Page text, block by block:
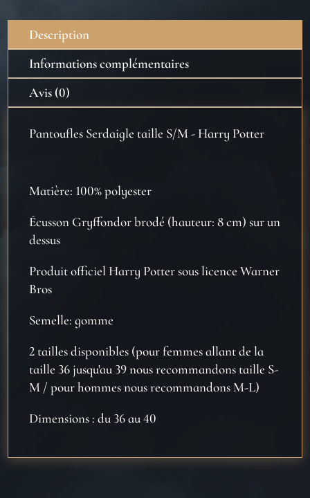
-
Harry
Potter
Description
Informations complémentaires
Avis (0)
Pantoufles Serdaigle taille S/M - Harry Potter
Matière: 100% polyester
Écusson Gryffondor brodé (hauteur: 8 cm) sur un
dessus
Produit officiel Harry Potter sous licence Warner
Bros
Semelle: gomme
2 tailles disponibles (pour femmes allant de la
taille 36 jusqu'au 39 nous recommandons taille S-
M / pour hommes nous recommandons M-L)
Dimensions : du 36 au 40